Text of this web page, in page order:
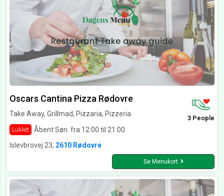
Oscars Cantina Pizza Rødovre
Take Away, Grillmad, Pizzaria, Pizzeria
Lukket Åbent Søn. fra 12:00 til 21:00
3 People
Islevbrovej 23, 2610 Rødovre
Se Menukort